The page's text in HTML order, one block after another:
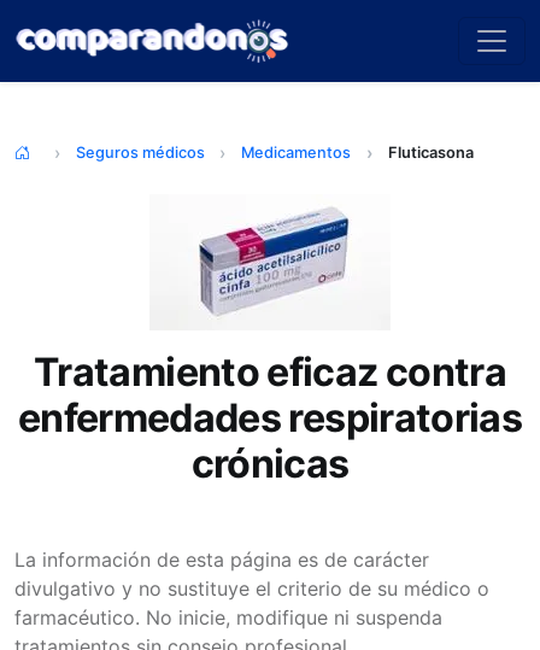
Seguros médicos Medicamentos Fluticasona
Tratamiento eficaz contra
enfermedades respiratorias
crónicas
La información de esta página es de carácter
divulgativo y no sustituye el criterio de su médico o
farmacéutico. No inicie, modifique ni suspenda